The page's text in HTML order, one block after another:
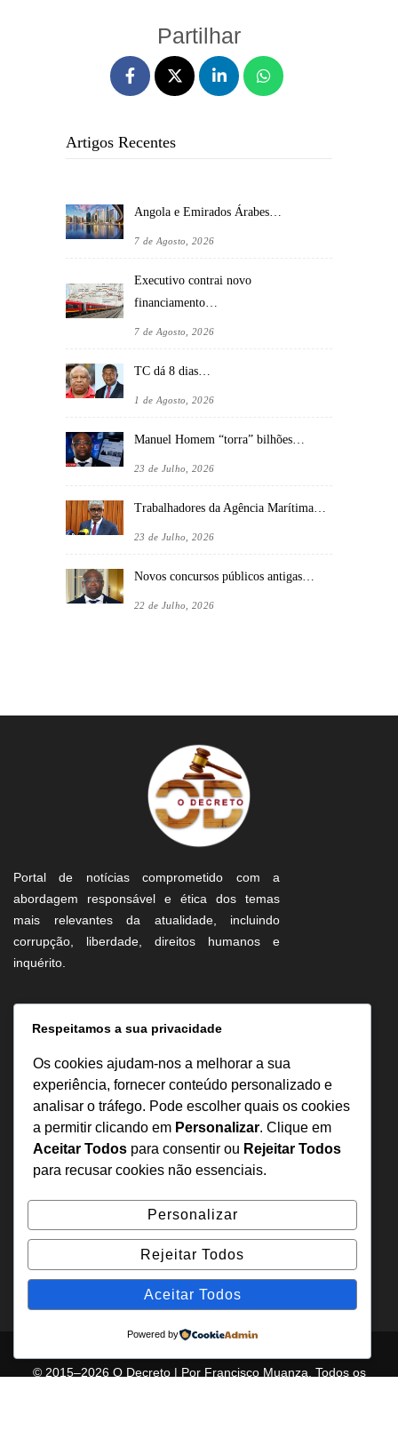
Partilhar
Artigos Recentes
Angola e Emirados Árabes…
7 de Agosto, 2026
Executivo contrai novo
financiamento…
7 de Agosto, 2026
TC dá 8 dias…
1 de Agosto, 2026
Manuel Homem “torra” bilhões…
23 de Julho, 2026
Trabalhadores da Agência Marítima…
23 de Julho, 2026
Novos concursos públicos antigas…
22 de Julho, 2026
Portal de notícias comprometido com a
abordagem responsável e ética dos temas
mais relevantes da atualidade, incluindo
corrupção, liberdade, direitos humanos e
inquérito.
Informação
Sobre Nós
Estatuto Editorial
Inquérito
Denuncia
Política de Privacidade
Contactos
+244 957 277 922
denuncia@odecreto.com
Angola - Luanda, Viana
© 2015–2026 O Decreto | Por Francisco Muanza. Todos os
Respeitamos a sua privacidade
Os cookies ajudam-nos a melhorar a sua
experiência, fornecer conteúdo personalizado e
analisar o tráfego. Pode escolher quais os cookies
a permitir clicando em Personalizar. Clique em
Aceitar Todos para consentir ou Rejeitar Todos
para recusar cookies não essenciais.
Personalizar
Rejeitar Todos
Aceitar Todos
Powered by